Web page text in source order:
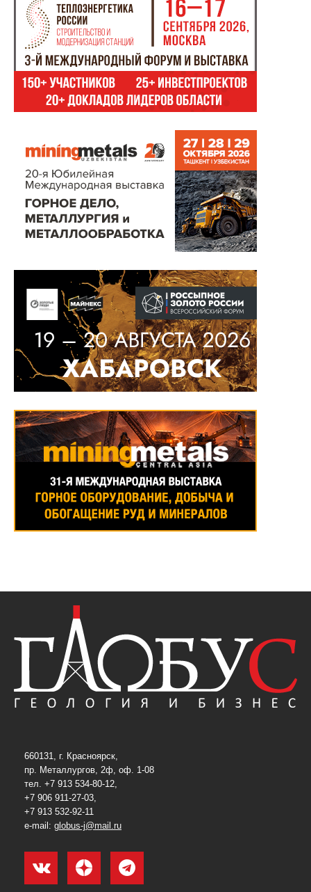
660131, г. Красноярск,
пр. Металлургов, 2ф, оф. 1-08
тел. +7 913 534-80-12,
+7 906 911-27-03,
+7 913 532-92-11
e-mail: globus-j@mail.ru